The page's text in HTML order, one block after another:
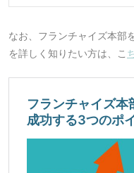
なお、フランチャイズ本部
を詳しく知りたい方は、こ